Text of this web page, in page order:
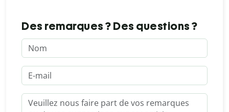
Des remarques ? Des questions ?